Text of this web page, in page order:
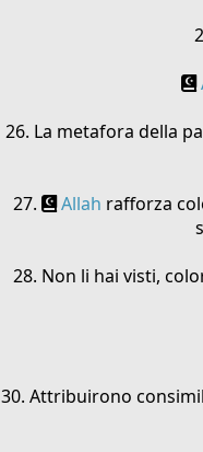
26. La metafora della
27.
Allah rafforza
28. Non li hai visti,
30. Attribuirono